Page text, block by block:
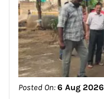
Posted On:6 Aug 2026